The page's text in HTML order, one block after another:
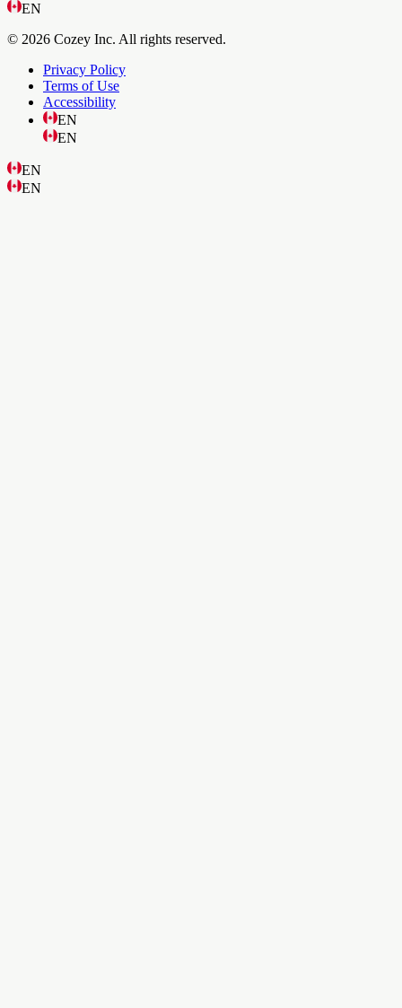
EN
© 2026 Cozey Inc. All rights reserved.
Privacy Policy
Terms of Use
Accessibility
EN
EN
EN
EN